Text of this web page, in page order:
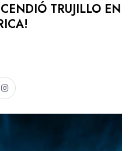
TRUJILLO EN